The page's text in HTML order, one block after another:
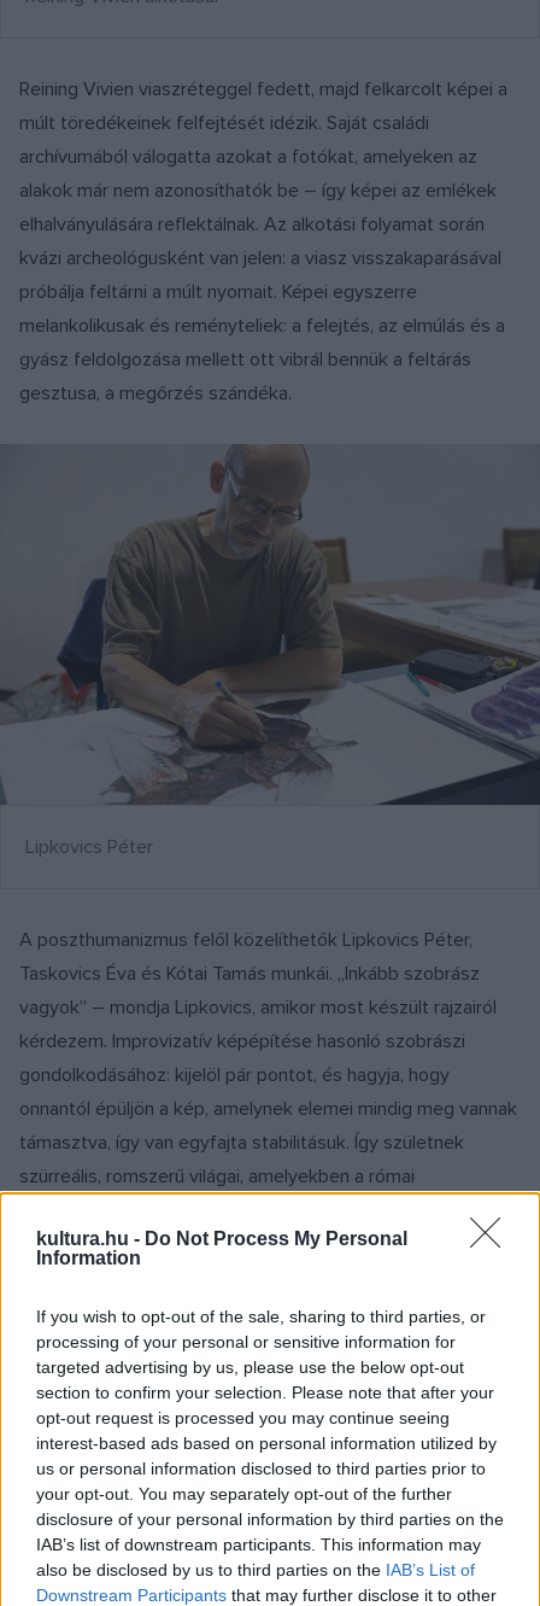
kultura.hu - Do Not Process My Personal
Information
If you wish to opt-out of the sale, sharing to third parties, or
processing of your personal or sensitive information for
targeted advertising by us, please use the below opt-out
section to confirm your selection. Please note that after your
opt-out request is processed you may continue seeing
interest-based ads based on personal information utilized by
us or personal information disclosed to third parties prior to
your opt-out. You may separately opt-out of the further
disclosure of your personal information by third parties on the
IAB’s list of downstream participants. This information may
also be disclosed by us to third parties on the IAB’s List of
Downstream Participants that may further disclose it to other
Reining Vivien viaszréteggel fedett, majd felkarcolt képei a
múlt töredékeinek felfejtését idézik. Saját családi
archívumából válogatta azokat a fotókat, amelyeken az
alakok már nem azonosíthatók be – így képei az emlékek
elhalványulására reflektálnak. Az alkotási folyamat során
kvázi archeológusként van jelen: a viasz visszakaparásával
próbálja feltárni a múlt nyomait. Képei egyszerre
melankolikusak és reményteliek: a felejtés, az elmúlás és a
gyász feldolgozása mellett ott vibrál bennük a feltárás
gesztusa, a megőrzés szándéka.
Lipkovics Péter
A poszthumanizmus felől közelíthetők Lipkovics Péter,
Taskovics Éva és Kótai Tamás munkái. „Inkább szobrász
vagyok” – mondja Lipkovics, amikor most készült rajzairól
kérdezem. Improvizatív képépítése hasonló szobrászi
gondolkodásához: kijelöl pár pontot, és hagyja, hogy
onnantól épüljön a kép, amelynek elemei mindig meg vannak
támasztva, így van egyfajta stabilitásuk. Így születnek
szürreális, romszerű világai, amelyekben a római
hétköznapiságával. Kompozíciói egyszerre idézik a múltat és
emellett utópisztikus, szürreális világokat láttatnak, melyek
az értékek devalválódására is utalnak.
A fragmentum megjelenik Taskovics Éva munkáiban is: ám
míg Lipkovicsnál a rom, addig nála az ember által
hátrahagyott technológiai hulladék, az űrszemét a központi
téma. Olyan darabokat fest, amelyek nem égtek el az
atmoszférában, hanem töredékként hullottak vissza a
Földre. A képek alienszerű szerkezetekként lebegnek